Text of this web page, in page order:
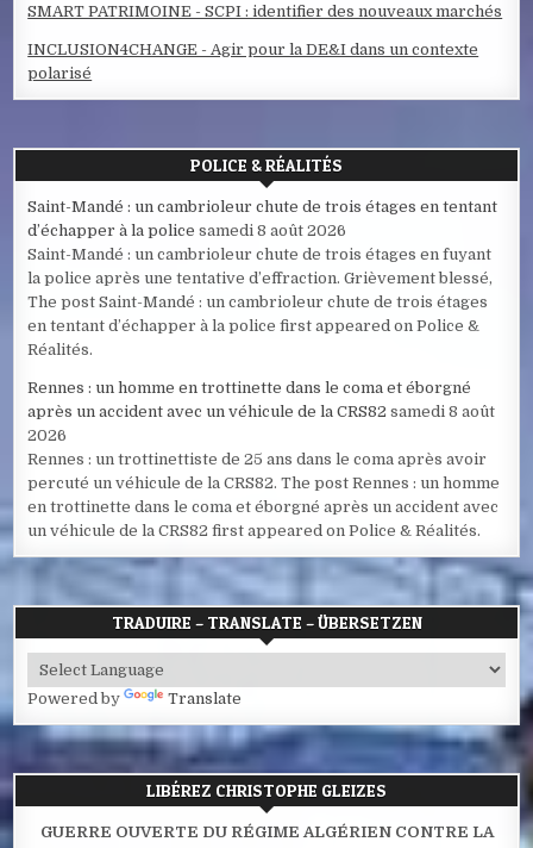
SMART PATRIMOINE - SCPI : identifier des nouveaux marchés
INCLUSION4CHANGE - Agir pour la DE&I dans un contexte
polarisé
POLICE & RÉALITÉS
Saint-Mandé : un cambrioleur chute de trois étages en tentant
d’échapper à la police samedi 8 août 2026
Saint-Mandé : un cambrioleur chute de trois étages en fuyant
la police après une tentative d’effraction. Grièvement blessé,
The post Saint-Mandé : un cambrioleur chute de trois étages
en tentant d’échapper à la police first appeared on Police &
Réalités.
Rennes : un homme en trottinette dans le coma et éborgné
après un accident avec un véhicule de la CRS82 samedi 8 août
2026
Rennes : un trottinettiste de 25 ans dans le coma après avoir
percuté un véhicule de la CRS82. The post Rennes : un homme
en trottinette dans le coma et éborgné après un accident avec
un véhicule de la CRS82 first appeared on Police & Réalités.
TRADUIRE – TRANSLATE – ÜBERSETZEN
Powered by Translate
LIBÉREZ CHRISTOPHE GLEIZES
GUERRE OUVERTE DU RÉGIME ALGÉRIEN CONTRE LA